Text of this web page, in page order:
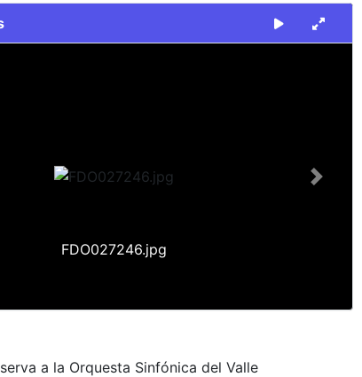
FDO027246.jpg
Next
a la Orquesta Sinfónica del Valle